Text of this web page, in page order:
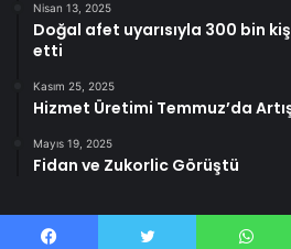
Nisan 13, 2025
Doğal afet uyarısıyla 300 bin
etti
Kasım 25, 2025
Hizmet Üretimi Temmuz’da
Mayıs 19, 2025
Fidan ve Zukorlic Görüştü